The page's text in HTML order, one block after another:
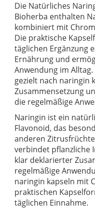
Die Natürliches
Bioherba enthalten
kombiniert mit
Die praktische
täglichen Ergänzung
Ernährung und
Anwendung im
gezielt nach naringin
Zusammensetzung
die regelmäßige
Naringin ist ein
Flavonoid, das
anderen
verbindet pflanzliche
klar deklarierter
regelmäßige
naringin kapseln mit
praktischen
täglichen Einnahme.